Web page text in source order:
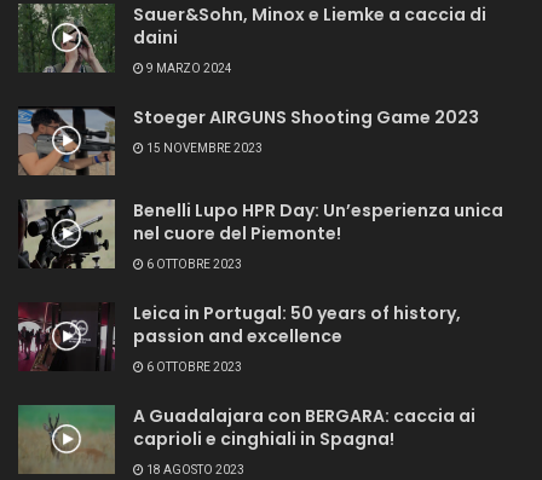
Sauer&Sohn, Minox e Liemke a caccia di
daini
9 MARZO 2024
Stoeger AIRGUNS Shooting Game 2023
15 NOVEMBRE 2023
Benelli Lupo HPR Day: Un’esperienza unica
nel cuore del Piemonte!
6 OTTOBRE 2023
Leica in Portugal: 50 years of history,
passion and excellence
6 OTTOBRE 2023
A Guadalajara con BERGARA: caccia ai
caprioli e cinghiali in Spagna!
18 AGOSTO 2023